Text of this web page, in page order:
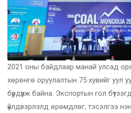
2021 оны байдлаар манай улсад
хөрөнгө оруулалтын 75 хувийг уул
бүрдүүлж байна. Экспортын гол
үйлдвэрлэлд өрөмдлөг, тэсэлгээ нэн